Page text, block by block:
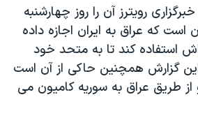
رهبری ایران
نوبل صلح
رویترز آن را روز چهارشنبه
است که عراق به ایران اجازه داده
استفاده کند تا به متحد خود
گزارش همچنین حاکی از آن است
از طریق عراق به سوریه کامیون می